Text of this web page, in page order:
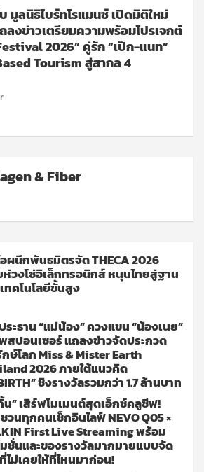
มูลนิธิไบร์ทโรแมนซ์ เปิดมิติใหม่
ลงข่าวเตรียมความพร้อมโปรเจกต์
2026” คู่รัก “เป๊ก-แนท”
Tourism สู่สากล 4
& Fiber
อผนึกพันธมิตรจัด THECA 2026
ห่วงโซ่อิเล็กทรอนิกส์ หนุนไทยสู่ฐาน
ทคโนโลยีขั้นสูง
ระธาน “แม่น้อง” ควงแขน “น้องเนย”
สปอนเซอร์ แถลงข่าวจัดประกวด
กษ์โลก Miss & Mister Earth
2026 ภายใต้แนวคิด
ชิงรางวัลรวมกว่า 1.7 ล้านบาท
น” เสิร์ฟโมเมนต์สุดเอ็กซ์คลูซีฟ!
วนทุกคนเช็กอินไลฟ์ NEVO Q05 ×
First Live Streaming พร้อม
มชั่นและของรางวัลมากมายแบบจัด
ไม่เคยให้ที่ไหนมาก่อน!